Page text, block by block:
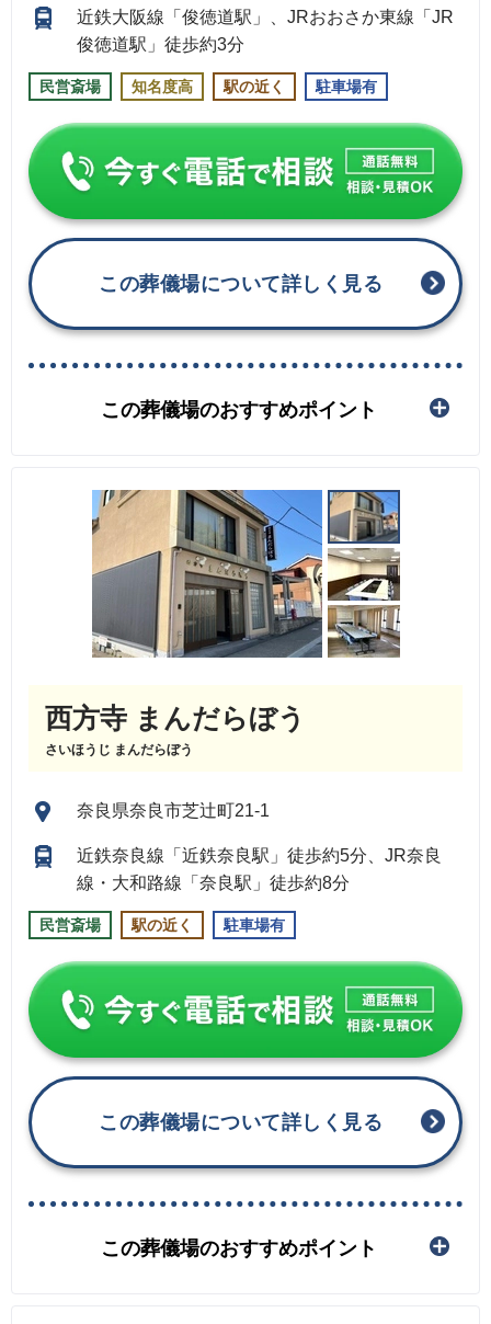
近鉄大阪線「俊徳道駅」、JRおおさか東線「JR
俊徳道駅」徒歩約3分
民営斎場 知名度高 駅の近く 駐車場有
この葬儀場について詳しく見る
この葬儀場のおすすめポイント
西方寺 まんだらぼう
さいほうじ まんだらぼう
奈良県奈良市芝辻町21-1
近鉄奈良線「近鉄奈良駅」徒歩約5分、JR奈良
線・大和路線「奈良駅」徒歩約8分
民営斎場 駅の近く 駐車場有
この葬儀場について詳しく見る
この葬儀場のおすすめポイント